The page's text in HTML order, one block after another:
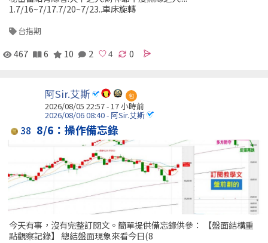
1.7/16~7/17.7/20~7/23..車床旋轉
台指期
467 6 10 2 0
阿Sir.艾斯 包
2026/08/05 22:57 -17 小時前
2026/08/06 08:40 - 阿Sir.艾斯
38 8/6：操作備忘錄
今天有事，沒有完整訂閱文。簡單提供備忘錄供參： 【盤面結構重
點觀察記錄】 總結盤面現象來看今日(8